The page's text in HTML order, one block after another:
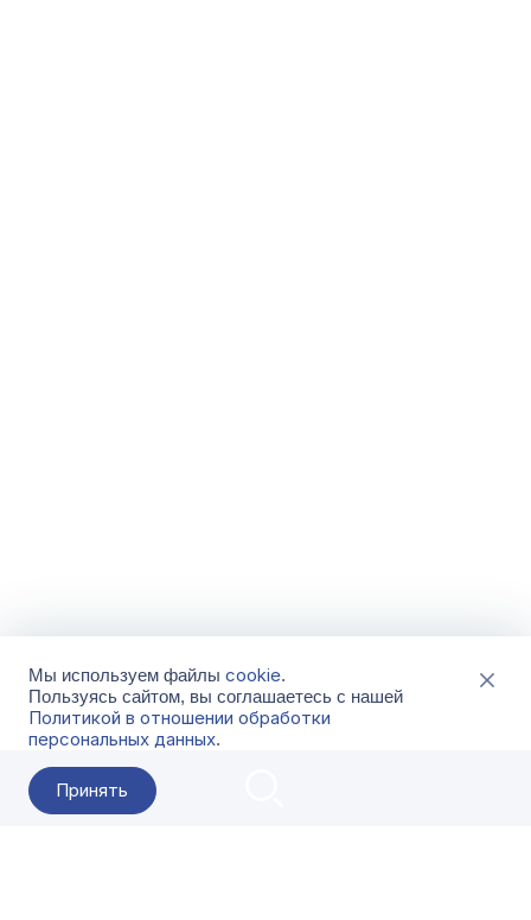
Мы используем файлы cookie.
Пользуясь сайтом, вы соглашаетесь с нашей
Политикой в отношении обработки
персональных данных.
Принять